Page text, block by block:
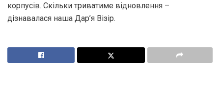
корпусів. Скільки триватиме відновлення –
дізнавалася наша Дар’я Візір.